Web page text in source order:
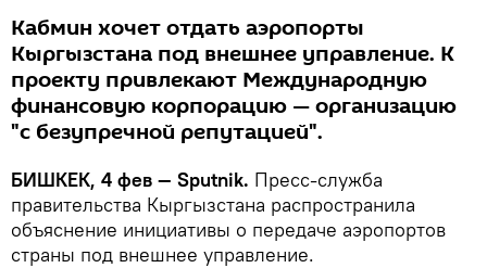
Кабмин хочет отдать аэропорты
Кыргызстана под внешнее управление. К
проекту привлекают Международную
финансовую корпорацию — организацию
"с безупречной репутацией".
БИШКЕК, 4 фев — Sputnik. Пресс-служба
правительства Кыргызстана распространила
объяснение инициативы о передаче аэропортов
страны под внешнее управление.